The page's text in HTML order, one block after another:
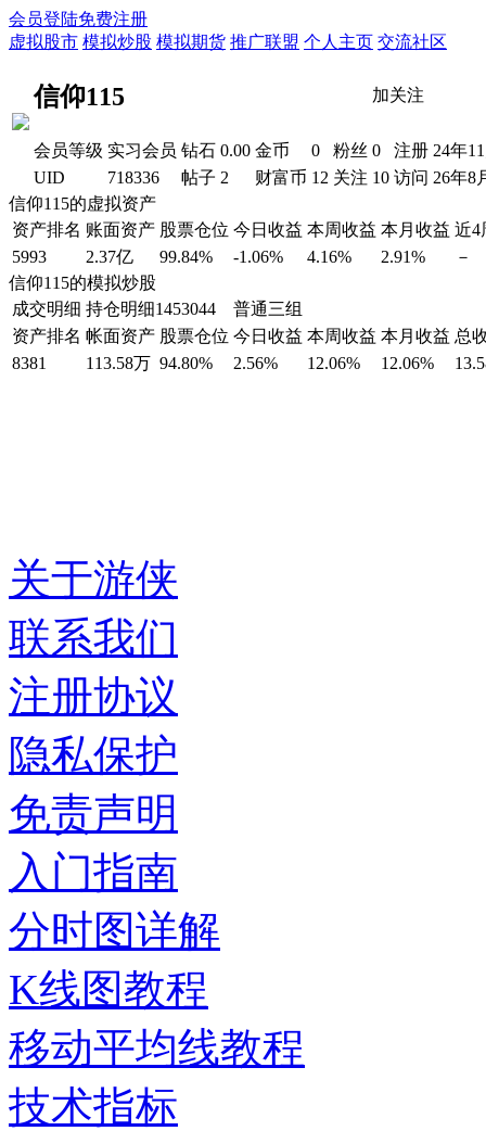
会员登陆免费注册
虚拟股市 模拟炒股 模拟期货 推广联盟 个人主页 交流社区
信仰115 加关注
会员等级 实习会员 钻石 0.00 金币 0 粉丝 0 注册 24年
UID
718336 帖子 2 财富币 12 关注 10 访问 26年8
信仰115的虚拟资产
资产排名 账面资产 股票仓位 今日收益 本周收益 本月收益 近4
5993
2.37亿 99.84% -1.06% 4.16% 2.91%
－
信仰115的模拟炒股
成交明细 持仓明细1453044 普通三组
资产排名 帐面资产 股票仓位 今日收益 本周收益 本月收益 总
8381
113.58万 94.80% 2.56% 12.06% 12.06%
关于游侠
联系我们
注册协议
隐私保护
免责声明
入门指南
分时图详解
K线图教程
移动平均线教程
技术指标